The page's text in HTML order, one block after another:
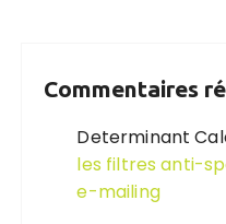
Commentaires
Determinant
les filtres anti-
e-mailing